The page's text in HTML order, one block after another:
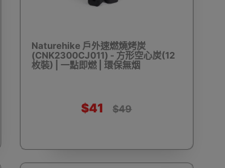
燒烤爐處理工具 燒烤炭
Naturehike 戶外速燃燒烤炭
(CNK2300CJ011) - 方形空心炭(12
枚裝) | 一點即燃 | 環保無烟
$41 $49